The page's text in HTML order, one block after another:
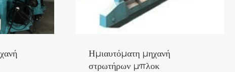
Αυτόματο μηχάνημα
τσιμεντότουβλων